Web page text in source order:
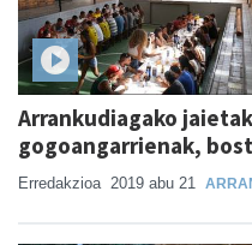
Arrankudiagako
gogoangarrienak,
Erredakzioa 2019 abu 21